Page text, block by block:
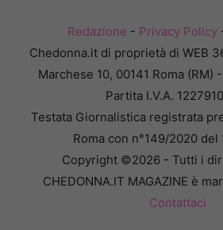
Redazione - Privacy Policy
Chedonna.it di proprietà di WEB
Marchese 10, 00141 Roma (RM)
Partita I.V.A.
Testata Giornalistica registrata
Roma con n°149/2020 del
Copyright ©2026 - Tutti i
CHEDONNA.IT MAGAZINE è
Contattaci